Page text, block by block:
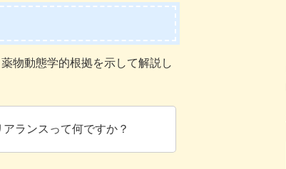
物動態学的根拠を示して解説し
ランスって何ですか？